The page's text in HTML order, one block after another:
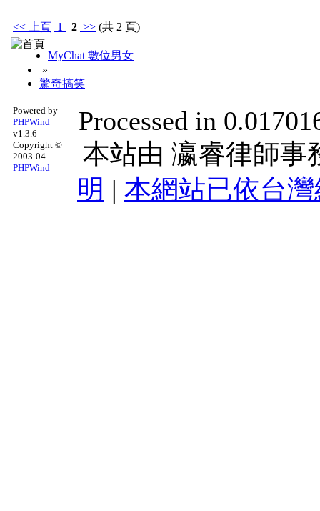
<< 上頁 1 2 >> (共 2 頁)
MyChat 數位男女
»
驚奇搞笑
Powered by
PHPWind
v1.3.6
Copyright ©
2003-04
PHPWind
Processed in
本站由 瀛睿律師事
明 | 本網站已依台